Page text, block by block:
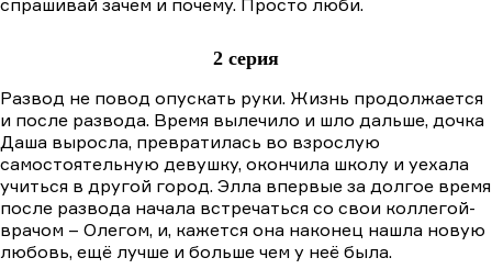
2 серия
Развод не повод опускать руки. Жизнь продолжается
и после развода. Время вылечило и шло дальше, дочка
Даша выросла, превратилась во взрослую
самостоятельную девушку, окончила школу и уехала
учиться в другой город. Элла впервые за долгое время
после развода начала встречаться со свои коллегой-
врачом – Олегом, и, кажется она наконец нашла новую
любовь, ещё лучше и больше чем у неё была.